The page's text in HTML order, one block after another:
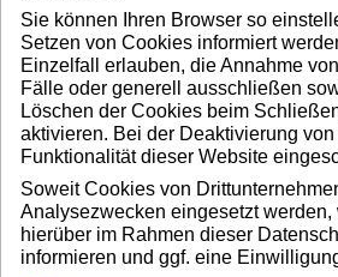
Sie können Ihren Browser so
Setzen von Cookies informiert
Einzelfall erlauben, die Annahme
Fälle oder generell ausschließen
Löschen der Cookies beim
aktivieren. Bei der Deaktivierung
Funktionalität dieser Website
Soweit Cookies von
Analysezwecken eingesetzt
hierüber im Rahmen dieser
informieren und ggf. eine